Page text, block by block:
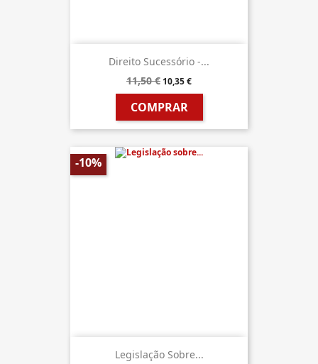
Direito Sucessório -...
11,50 € 10,35 €
COMPRAR
Legislação Sobre...
-10%